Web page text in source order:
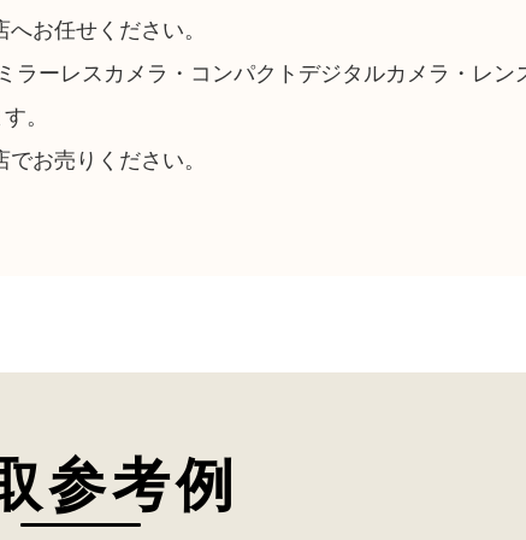
お任せください。
ラーレスカメラ・コンパクトデジタルカメラ・レン
。
お売りください。
参考例